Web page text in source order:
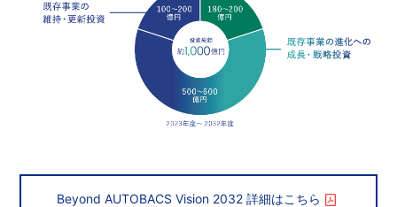
Beyond AUTOBACS Vision 2032 詳細はこちら